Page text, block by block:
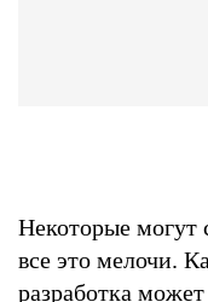
Некоторые могут
все это мелочи.
разработка